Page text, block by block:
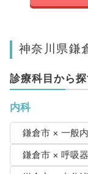
神奈川県鎌
診療科目から
内科
鎌倉市 × 一般
鎌倉市 × 呼吸